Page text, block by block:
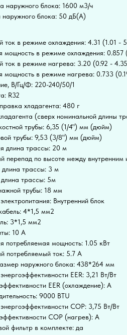
наружного блока: 1600 м3/ч
наружного блока: 50 дБ(А)
ток в режиме охлаждения: 4.31 (1.01 -
мощность в режиме охлаждения: 0.857
ток в режиме нагрева: 3.20 (0.92 -
мощность в режиме нагрева: 0.733
В/Гц/Ф: 220-240/50/1
R32
хладагента: 480 г
(сверх номинальной длины
трубы: 6,35 (1/4") мм (дюйм)
трубы: 9,53 (3/8") мм (дюйм)
длина трассы: 20 м
перепад по высоте между
трассы: 3 м
трассы: 5м
трубы: 18 мм
Внутренний блок
4*1,5 мм2
3*1,5 мм2
10 А
потребляемая мощность: 1.05 кВт
потребляемый ток: 5.7 А
наружного блока: 438*264 мм
EER: 3,21 Вт/Вт
EER (охлаждение): A
9000 BTU
COP: 3,75 Вт/Вт
COP (нагрев): A
фильтр в комплекте: да